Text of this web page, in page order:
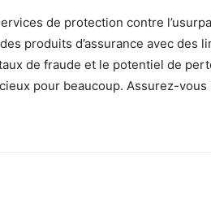
de protection contre
produits d’assurance avec des
de fraude et le potentiel de
pour beaucoup. Assurez-